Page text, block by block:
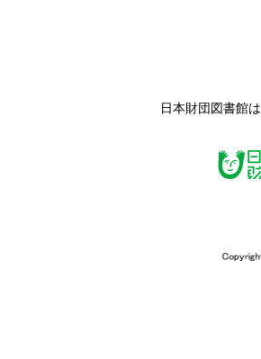
日本財団図書館